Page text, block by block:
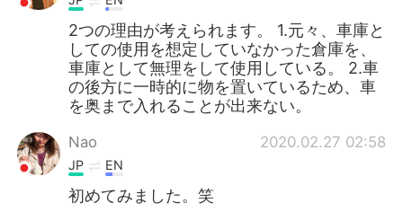
2つの理由が考えられます。 1.元々、車庫と
しての使用を想定していなかった倉庫を、
車庫として無理をして使用している。 2.車
の後方に一時的に物を置いているため、車
を奥まで入れることが出来ない。
Nao 2020.02.27 02:58
JP EN
初めてみました。笑